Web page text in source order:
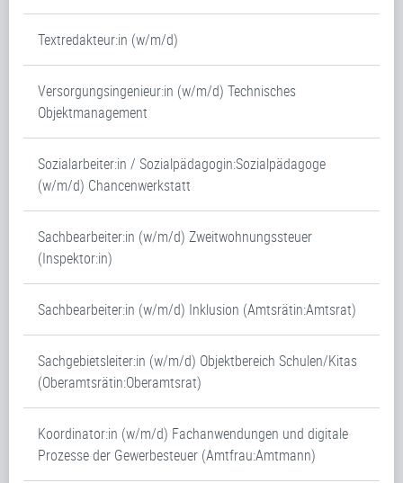
Textredakteur:in (w/m/d)
Versorgungsingenieur:in (w/m/d) Technisches
Objektmanagement
Sozialarbeiter:in / Sozialpädagogin:Sozialpädagoge
(w/m/d) Chancenwerkstatt
Sachbearbeiter:in (w/m/d) Zweitwohnungssteuer
(Inspektor:in)
Sachbearbeiter:in (w/m/d) Inklusion (Amtsrätin:Amtsrat)
Sachgebietsleiter:in (w/m/d) Objektbereich Schulen/Kitas
(Oberamtsrätin:Oberamtsrat)
Koordinator:in (w/m/d) Fachanwendungen und digitale
Prozesse der Gewerbesteuer (Amtfrau:Amtmann)